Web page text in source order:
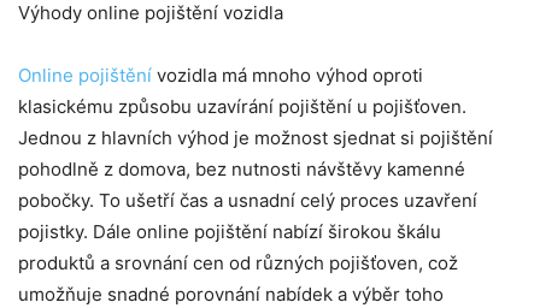
Výhody online pojištění vozidla
Online pojištění vozidla má mnoho výhod oproti
klasickému způsobu uzavírání pojištění u pojišťoven.
Jednou z hlavních výhod je možnost sjednat si pojištění
pohodlně z domova, bez nutnosti návštěvy kamenné
pobočky. To ušetří čas a usnadní celý proces uzavření
pojistky. Dále online pojištění nabízí širokou škálu
produktů a srovnání cen od různých pojišťoven, což
umožňuje snadné porovnání nabídek a výběr toho